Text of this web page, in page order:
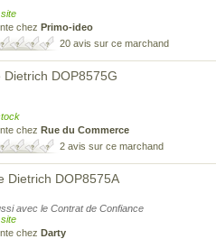
chez Primo-ideo
20 avis sur ce marchand
DOP8575G
chez Rue du Commerce
2 avis sur ce marchand
Dietrich DOP8575A
avec le Contrat de Confiance
chez Darty